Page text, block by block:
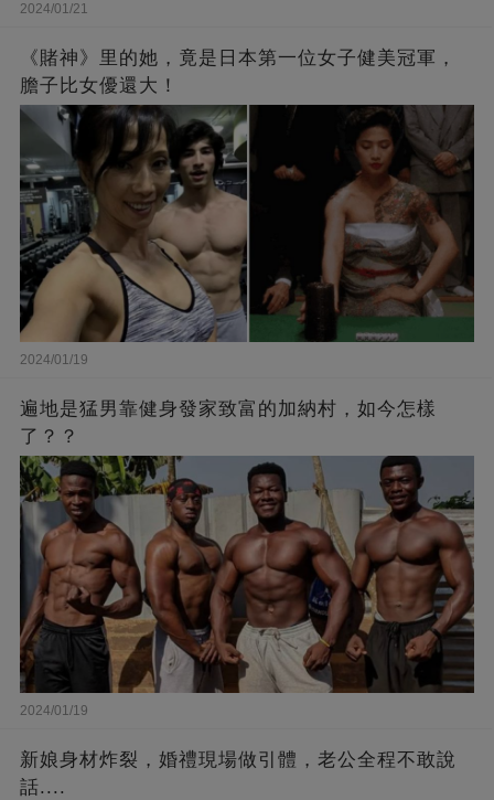
2024/01/21
《賭神》里的她，竟是日本第一位女子健美冠軍，
膽子比女優還大！
2024/01/19
遍地是猛男靠健身發家致富的加納村，如今怎樣
了？？
2024/01/19
新娘身材炸裂，婚禮現場做引體，老公全程不敢說
話....